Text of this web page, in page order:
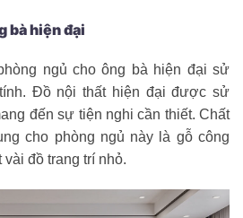
bà hiện đại
ngủ cho ông bà hiện đại sử
Đồ nội thất hiện đại được sử
đến sự tiện nghi cần thiết. Chất
cho phòng ngủ này là gỗ công
đồ trang trí nhỏ.